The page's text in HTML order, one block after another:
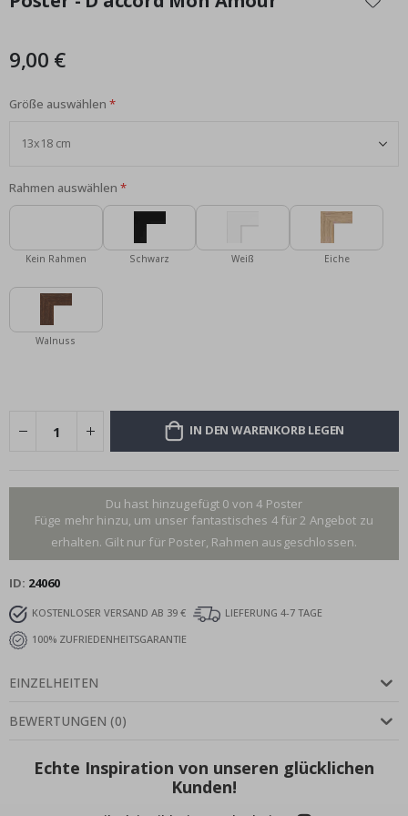
der
9,00 €
Größe auswählen
Rahmen auswählen
Kein Rahmen Schwarz Weiß Eiche
Walnuss
IN DEN WARENKORB LEGEN
Du hast hinzugefügt 0 von 4 Poster
Füge mehr hinzu, um unser fantastisches 4 für 2 Angebot zu
erhalten. Gilt nur für Poster, Rahmen ausgeschlossen.
ID 24060
KOSTENLOSER VERSAND AB 39 €
LIEFERUNG 4-7 TAGE
100% ZUFRIEDENHEITSGARANTIE
EINZELHEITEN
BEWERTUNGEN (0)
Echte Inspiration von unseren glücklichen
Kunden!